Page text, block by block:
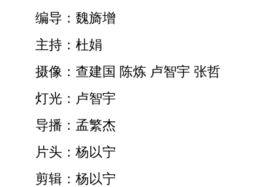
编导：魏旖增
主持：杜娟
摄像：查建国 陈炼 卢智宇 张哲
灯光：卢智宇
导播：孟繁杰
片头：杨以宁
剪辑：杨以宁